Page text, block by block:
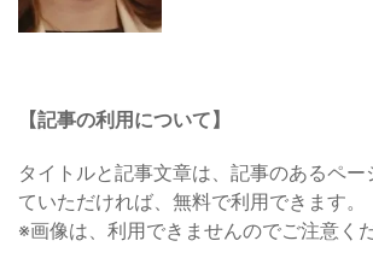
【記事の利用について】
タイトルと記事文章は、記事のあるペー
ていただければ、無料で利用できます。
※画像は、利用できませんのでご注意くだ